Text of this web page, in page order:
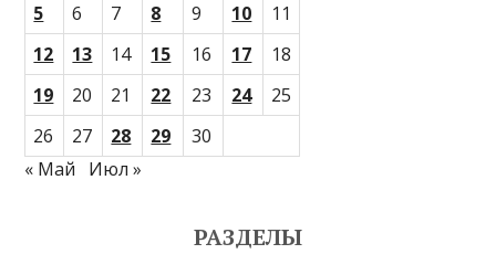
5
6 7 8 9 10
11
12
13 14 15 16 17
18
19
20 21 22 23 24
25
26
27 28 29
30
« Май
Июл »
РАЗДЕЛЫ